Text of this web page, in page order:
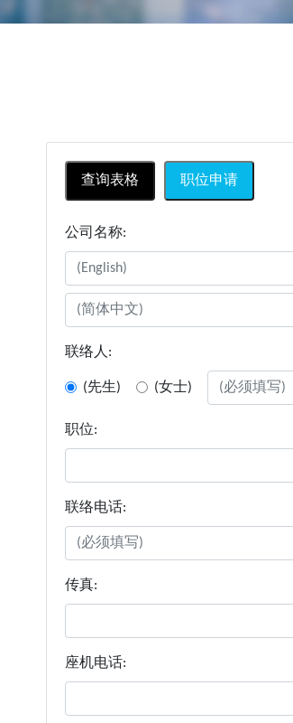
查询表格 职位申请
公司名称:
联络人:
(先生) (女士)
职位:
联络电话:
传真:
座机电话: